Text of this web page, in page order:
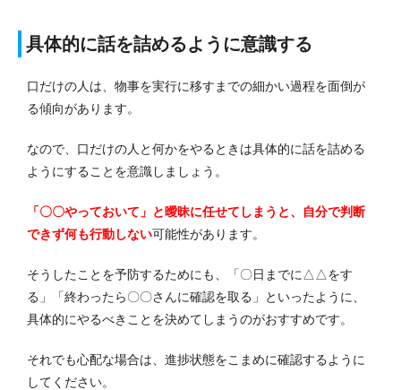
具体的に話を詰めるように意識する
口だけの人は、物事を実行に移すまでの細かい過程を面倒が
る傾向があります。
なので、口だけの人と何かをやるときは具体的に話を詰める
ようにすることを意識しましょう。
「〇〇やっておいて」と曖昧に任せてしまうと、自分で判断
できず何も行動しない可能性があります。
そうしたことを予防するためにも、「〇日までに△△をす
る」「終わったら〇〇さんに確認を取る」といったように、
具体的にやるべきことを決めてしまうのがおすすめです。
それでも心配な場合は、進捗状態をこまめに確認するように
してください。